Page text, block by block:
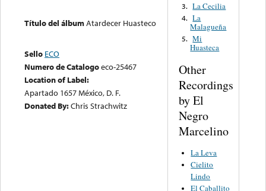
Título del álbumAtardecer Huasteco
Sello ECO
Numero de Catalogoeco-25467
Location of Label:
Apartado 1657 México, D. F.
Donated By:Chris Strachwitz
3. La Cecilia
4. La
Malagueña
5. Mi
Huasteca
Other
Recordings
by El
Negro
Marcelino
La Leva
Cielito
Lindo
El Caballito